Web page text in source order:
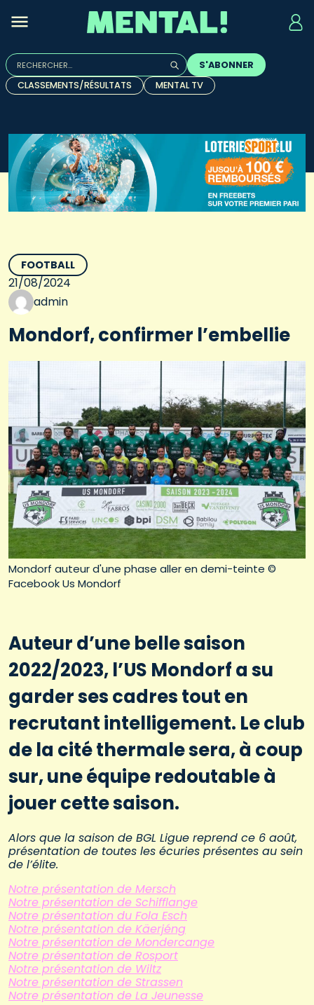
Rechercher :
Quand les résultats de l'auto-complétion sont
S'ABONNER
CLASSEMENTS/RÉSULTATS
MENTAL TV
Mondorf auteur d'une phase aller en demi-teinte ©
Facebook Us Mondorf
FOOTBALL
21/08/2024
admin
Mondorf, confirmer l’embellie
Auteur d’une belle saison
2022/2023, l’US Mondorf a su
garder ses cadres tout en
recrutant intelligement. Le club
de la cité thermale sera, à coup
sur, une équipe redoutable à
jouer cette saison.
Alors que la saison de BGL Ligue reprend ce 6 août,
présentation de toutes les écuries présentes au sein
de l’élite.
Notre présentation de Mersch
Notre présentation de Schifflange
Notre présentation du Fola Esch
Notre présentation de Käerjéng
Notre présentation de Mondercange
Notre présentation de Rosport
Notre présentation de Wiltz
Notre présentation de Strassen
Notre présentation de La Jeunesse